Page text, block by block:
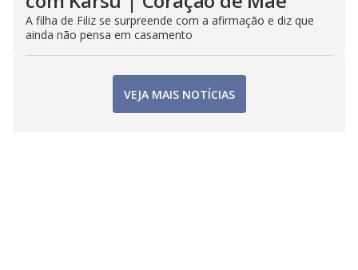
A filha de Filiz se surpreende com a afirmação e diz que
ainda não pensa em casamento
VEJA MAIS NOTÍCIAS